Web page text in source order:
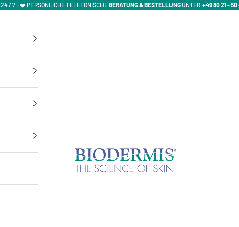
24 / 7 - ❤️ PERSÖNLICHE TELEFONISCHEBERATUNG & BESTELLUNGUNTER +49 80 21 - 50
Biodermis-Shop | Offizieller Biodermis & Marena